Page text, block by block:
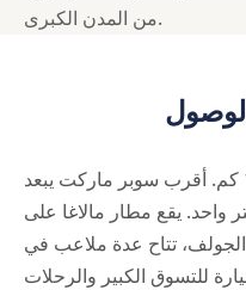
من المدن الكبرى.
المسافة إلى الشاطئ حوالي 1.2 كم. أقرب سوبر ماركت يبعد
واحد. يقع مطار مالاغا على
للاعبي الجولف، تتاح عدة ملاعب في
للتسوق الكبير والرحلات